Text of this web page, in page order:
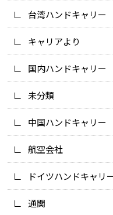
台湾ハンドキャリー
キャリアより
国内ハンドキャリー
未分類
中国ハンドキャリー
航空会社
ドイツハンドキャリ
通関